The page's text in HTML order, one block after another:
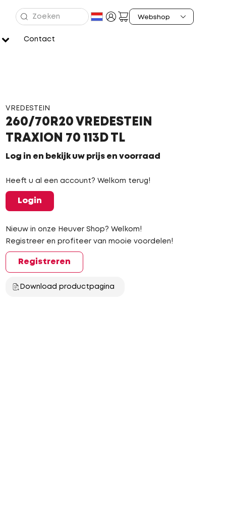
Contact
VREDESTEIN
260/70R20 VREDESTEIN
TRAXION 70 113D TL
Log in en bekijk uw prijs en voorraad
Heeft u al een account? Welkom terug!
Login
Nieuw in onze Heuver Shop? Welkom!
Registreer en profiteer van mooie voordelen!
Registreren
Download productpagina